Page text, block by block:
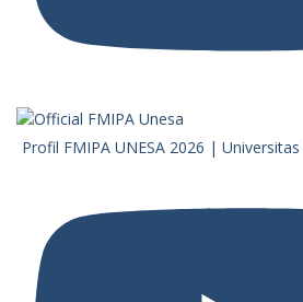
Profil FMIPA UNESA 2026 |